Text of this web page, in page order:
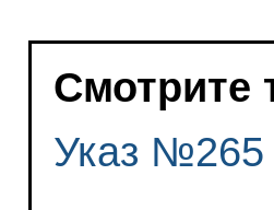
Смотрите
Указ №265